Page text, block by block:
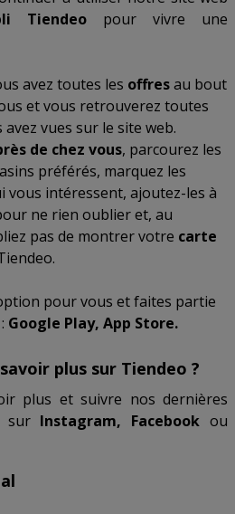
Tiendeo pour vivre une
avez toutes les offresau bout
et vous retrouverez toutes
avez vues sur le site web.
de chez vous, parcourez les
préférés, marquez les
vous intéressent, ajoutez-les à
ne rien oublier et, au
pas de montrer votre carte
pour vous et faites partie
Google Play, App Store.
plus sur Tiendeo ?
plus et suivre nos dernières
sur Instagram, Facebook ou